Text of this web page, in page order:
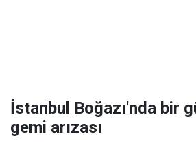
İstanbul Boğazı'nda bir
gemi arızası